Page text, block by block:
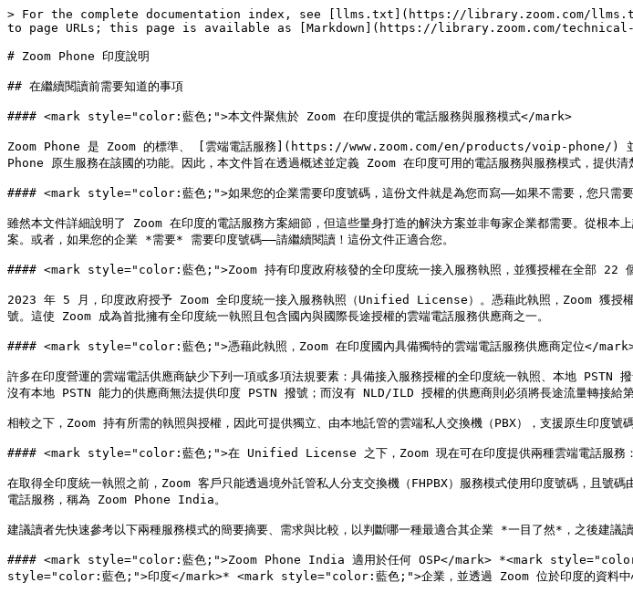
> For the complete documentation index, see [llms.txt](https://library.zoom.com/
to page URLs; this page is available as [Markdown](https://library.zoom.com/technical-
# Zoom Phone 印度說明
## 在繼續閱讀前需要知道的事項
#### <mark style="color:藍色;">本文件聚焦於 Zoom 在印度提供的電話服務與服務模式</mark>
Zoom Phone 是 Zoom 的標準、 [雲端電話服務](https://www.zoom.com/en/products/voip-phone/) 並可透
Phone 原生服務在該國的功能。因此，本文件旨在透過概述並定義 Zoom 在印度可用的電話服務與服務模式，提供清
#### <mark style="color:藍色;">如果您的企業需要印度號碼，這份文件就是為您而寫——如果不需要，您只需
雖然本文件詳細說明了 Zoom 在印度的電話服務方案細節，但這些量身打造的解決方案並非每家企業都需要。從根
案。或者，如果您的企業 *需要* 需要印度號碼——請繼續閱讀！這份文件正適合您。
#### <mark style="color:藍色;">Zoom 持有印度政府核發的全印度統一接入服務執照，並獲授權在全部 22
2023 年 5 月，印度政府授予 Zoom 全印度統一接入服務執照（Unified License）。憑藉此執照，Zoom 獲授權
號。這使 Zoom 成為首批擁有全印度統一執照且包含國內與國際長途授權的雲端電話服務供應商之一。
#### <mark style="color:藍色;">憑藉此執照，Zoom 在印度國內具備獨特的雲端電話服務供應商定位</
許多在印度營運的雲端電話供應商缺少下列一項或多項法規要素：具備接入服務授權的全印度統一執照、本地 PSTN
沒有本地 PSTN 能力的供應商無法提供印度 PSTN 撥號；而沒有 NLD/ILD 授權的供應商則必須將長途流量轉接給第
相較之下，Zoom 持有所需的執照與授權，因此可提供獨立、由本地託管的雲端私人交換機（PBX），支援原生印度
#### <mark style="color:藍色;">在 Unified License 之下，Zoom 現在可在印度提供兩種雲端電話服務
在取得全印度統一執照之前，Zoom 客戶只能透過境外託管私人分支交換機（FHPBX）服務模式使用印度號碼，
電話服務，稱為 Zoom Phone India。
建議讀者先快速參考以下兩種服務模式的簡要摘要、需求與比較，以判斷哪一種最適合其企業 *一目了然*，之後建議
#### <mark style="color:藍色;">Zoom Phone India 適用於任何 OSP</mark> *<mark
style="color:藍色;">印度</mark>* <mark style="color:藍色;">企業，並透過 Zoom 位於印度的資料中心